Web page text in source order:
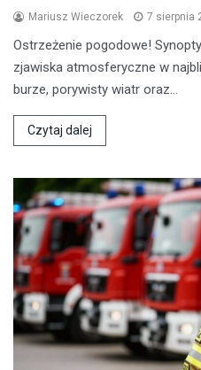
Mariusz Wieczorek 7 sierpnia
Ostrzeżenie pogodowe!
zjawiska atmosferyczne w
burze, porywisty wiatr oraz…
Czytaj dalej